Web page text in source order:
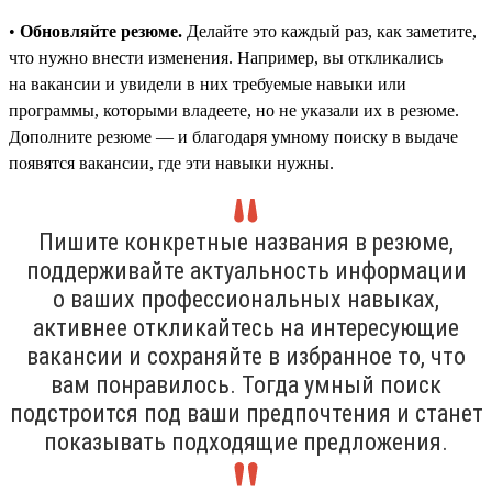
• Обновляйте резюме. Делайте это каждый раз, как заметите,
что нужно внести изменения. Например, вы откликались
на вакансии и увидели в них требуемые навыки или
программы, которыми владеете, но не указали их в резюме.
Дополните резюме — и благодаря умному поиску в выдаче
появятся вакансии, где эти навыки нужны.
Пишите конкретные названия в резюме,
поддерживайте актуальность информации
о ваших профессиональных навыках,
активнее откликайтесь на интересующие
вакансии и сохраняйте в избранное то, что
вам понравилось. Тогда умный поиск
подстроится под ваши предпочтения и станет
показывать подходящие предложения.